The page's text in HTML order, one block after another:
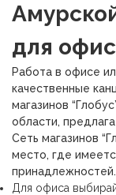
для
Работа в офисе
качественные
магазинов
области,
Сеть магазинов
место, где
принадлежностей.
Для офиса